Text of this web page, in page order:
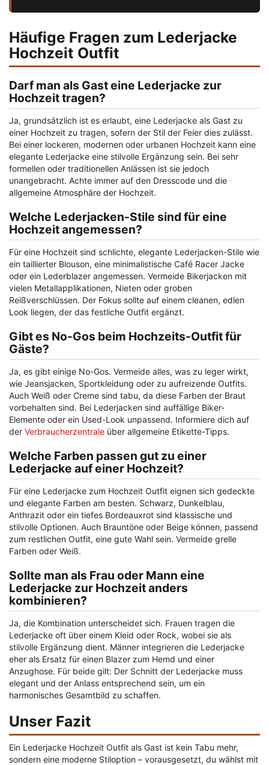
Häufige Fragen zum Lederjacke
Hochzeit Outfit
Darf man als Gast eine Lederjacke zur
Hochzeit tragen?
Ja, grundsätzlich ist es erlaubt, eine Lederjacke als Gast zu
einer Hochzeit zu tragen, sofern der Stil der Feier dies zulässt.
Bei einer lockeren, modernen oder urbanen Hochzeit kann eine
elegante Lederjacke eine stilvolle Ergänzung sein. Bei sehr
formellen oder traditionellen Anlässen ist sie jedoch
unangebracht. Achte immer auf den Dresscode und die
allgemeine Atmosphäre der Hochzeit.
Welche Lederjacken-Stile sind für eine
Hochzeit angemessen?
Für eine Hochzeit sind schlichte, elegante Lederjacken-Stile wie
ein taillierter Blouson, eine minimalistische Café Racer Jacke
oder ein Lederblazer angemessen. Vermeide Bikerjacken mit
vielen Metallapplikationen, Nieten oder groben
Reißverschlüssen. Der Fokus sollte auf einem cleanen, edlen
Look liegen, der das festliche Outfit ergänzt.
Gibt es No-Gos beim Hochzeits-Outfit für
Gäste?
Ja, es gibt einige No-Gos. Vermeide alles, was zu leger wirkt,
wie Jeansjacken, Sportkleidung oder zu aufreizende Outfits.
Auch Weiß oder Creme sind tabu, da diese Farben der Braut
vorbehalten sind. Bei Lederjacken sind auffällige Biker-
Elemente oder ein Used-Look unpassend. Informiere dich auf
der Verbraucherzentrale über allgemeine Etikette-Tipps.
Welche Farben passen gut zu einer
Lederjacke auf einer Hochzeit?
Für eine Lederjacke zum Hochzeit Outfit eignen sich gedeckte
und elegante Farben am besten. Schwarz, Dunkelblau,
Anthrazit oder ein tiefes Bordeauxrot sind klassische und
stilvolle Optionen. Auch Brauntöne oder Beige können, passend
zum restlichen Outfit, eine gute Wahl sein. Vermeide grelle
Farben oder Weiß.
Sollte man als Frau oder Mann eine
Lederjacke zur Hochzeit anders
kombinieren?
Ja, die Kombination unterscheidet sich. Frauen tragen die
Lederjacke oft über einem Kleid oder Rock, wobei sie als
stilvolle Ergänzung dient. Männer integrieren die Lederjacke
eher als Ersatz für einen Blazer zum Hemd und einer
Anzughose. Für beide gilt: Der Schnitt der Lederjacke muss
elegant und der Anlass entsprechend sein, um ein
harmonisches Gesamtbild zu schaffen.
Unser Fazit
Ein Lederjacke Hochzeit Outfit als Gast ist kein Tabu mehr,
sondern eine moderne Stiloption – vorausgesetzt, du wählst mit